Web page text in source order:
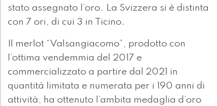
stato assegnato l’oro. La Svizzera si è distinta
con 7 ori, di cui 3 in Ticino.
Il merlot “Valsangiacomo”, prodotto con
l’ottima vendemmia del 2017 e
commercializzato a partire dal 2021 in
quantità limitata e numerata per i 190 anni di
attività, ha ottenuto l’ambita medaglia d’oro